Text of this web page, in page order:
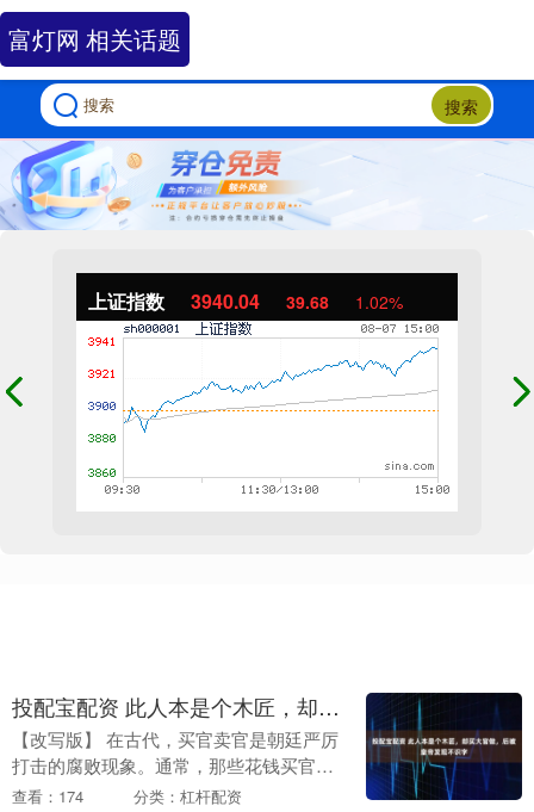
搜索
上证指数 3940.04 39.68 1.02%
富灯网 相关话题
投配宝配资 此人本是个木匠，却买大官做，后被皇帝发现不识字
【改写版】 在古代，买官卖官是朝廷严厉
打击的腐败现象。通常，那些花钱买官的
人多是富家子弟或商贾之流，他们因无法
查看：174 分类：杠杆配资